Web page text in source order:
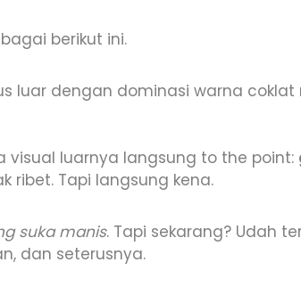
berikut ini.
luar dengan dominasi warna
luarnya langsung to the point:
ribet. Tapi langsung kena.
suka manis. Tapi sekarang? Udah
dan seterusnya.